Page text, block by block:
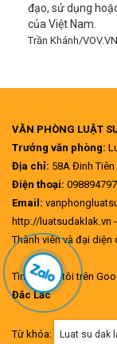
đạo, sử dụng
của Việt Nam.
Trần Khánh/VOV.VN
VĂN PHÒNG LUẬT
Trưởng văn phòng:
Địa chỉ: 58A Đinh
Điện thoại:
Email:
http://luatsudaklak.vn
Thành viên và đại diện
Tìm chúng tôi trên
Đắc Lắc
Từ khóa: Luat su dak